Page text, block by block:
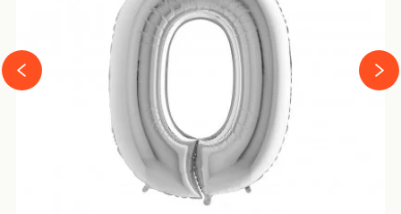
prev
next